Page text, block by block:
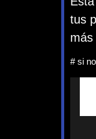
tus
más
# si